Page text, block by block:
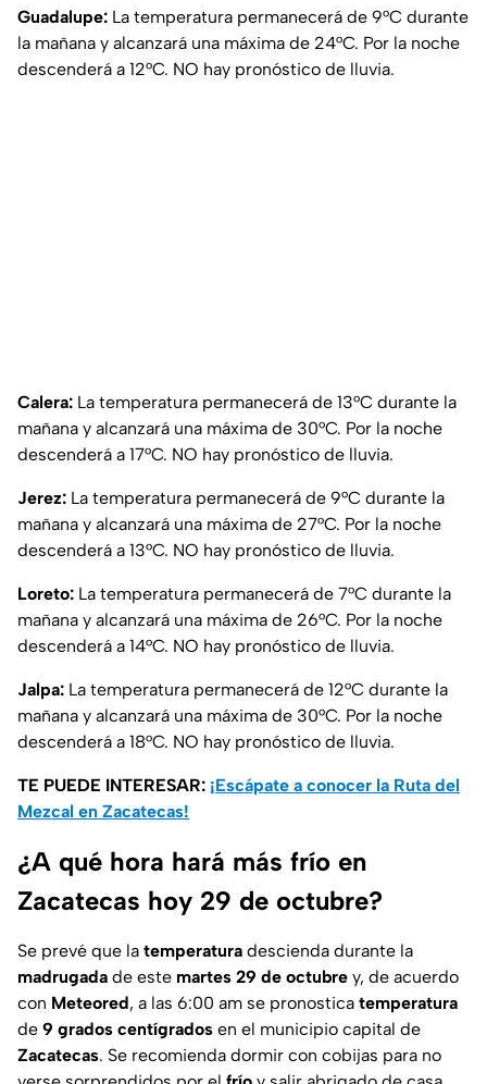
Guadalupe: La temperatura permanecerá de 9°C durante
la mañana y alcanzará una máxima de 24°C. Por la noche
descenderá a 12°C. NO hay pronóstico de lluvia.
Calera: La temperatura permanecerá de 13°C durante la
mañana y alcanzará una máxima de 30°C. Por la noche
descenderá a 17°C. NO hay pronóstico de lluvia.
Jerez: La temperatura permanecerá de 9°C durante la
mañana y alcanzará una máxima de 27°C. Por la noche
descenderá a 13°C. NO hay pronóstico de lluvia.
Loreto: La temperatura permanecerá de 7°C durante la
mañana y alcanzará una máxima de 26°C. Por la noche
descenderá a 14°C. NO hay pronóstico de lluvia.
Jalpa: La temperatura permanecerá de 12°C durante la
mañana y alcanzará una máxima de 30°C. Por la noche
descenderá a 18°C. NO hay pronóstico de lluvia.
TE PUEDE INTERESAR: ¡Escápate a conocer la Ruta del
Mezcal en Zacatecas!
¿A qué hora hará más frío en
Zacatecas hoy 29 de octubre?
Se prevé que la temperatura descienda durante la
madrugada de este martes 29 de octubre y, de acuerdo
con Meteored, a las 6:00 am se pronostica temperatura
de 9 grados centígrados en el municipio capital de
Zacatecas. Se recomienda dormir con cobijas para no